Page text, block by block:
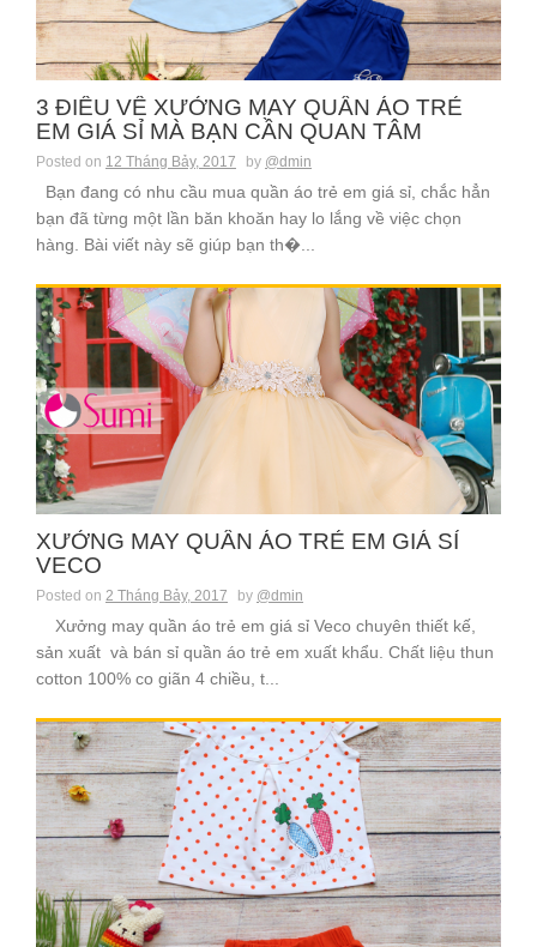
3 ĐIỀU VỀ XƯỞNG MAY QUẦN ÁO TRẺ
EM GIÁ SỈ MÀ BẠN CẦN QUAN TÂM
Posted on 12 Tháng Bảy, 2017 by @dmin
Bạn đang có nhu cầu mua quần áo trẻ em giá sỉ, chắc hẳn
bạn đã từng một lần băn khoăn hay lo lắng về việc chọn
hàng. Bài viết này sẽ giúp bạn th�...
XƯỞNG MAY QUẦN ÁO TRẺ EM GIÁ SỈ
VECO
Posted on 2 Tháng Bảy, 2017 by @dmin
Xưởng may quần áo trẻ em giá sỉ Veco chuyên thiết kế,
sản xuất và bán sỉ quần áo trẻ em xuất khẩu. Chất liệu thun
cotton 100% co giãn 4 chiều, t...